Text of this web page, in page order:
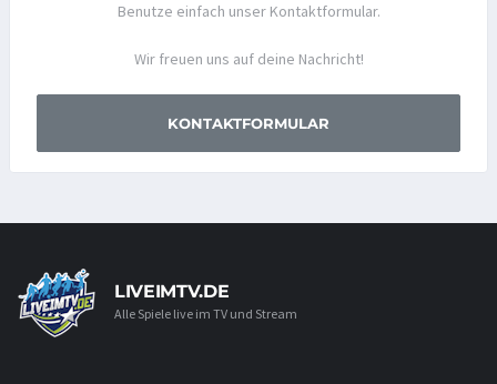
Benutze einfach unser Kontaktformular.
Wir freuen uns auf deine Nachricht!
KONTAKTFORMULAR
LIVEIMTV.DE
Alle Spiele live im TV und Stream